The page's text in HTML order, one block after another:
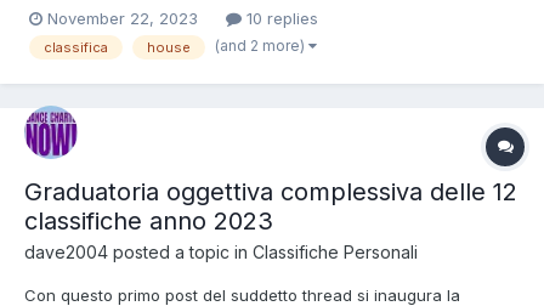
Siamo appena arrivati in questo forum... !!! Ogni settimana andrà
in...
November 22, 2023 10 replies
classifica house (and 2 more)
Graduatoria oggettiva complessiva delle 12
classifiche anno 2023
dave2004 posted a topic in Classifiche Personali
Con questo primo post del suddetto thread si inaugura la